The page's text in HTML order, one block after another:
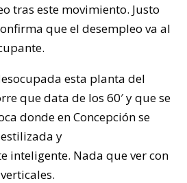
tras este movimiento. Justo
que el desempleo va al
esta planta del
que data de los 60′ y que se
donde en Concepción se
y
inteligente. Nada que ver con